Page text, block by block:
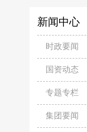
新闻中心
时政要闻
国资动态
专题专栏
集团要闻